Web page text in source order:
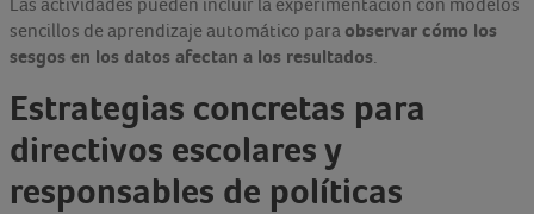
Las actividades pueden incluir la experimentación con modelos
sencillos de aprendizaje automático para observar cómo los
sesgos en los datos afectan a los resultados.
Estrategias concretas para
directivos escolares y
responsables de políticas